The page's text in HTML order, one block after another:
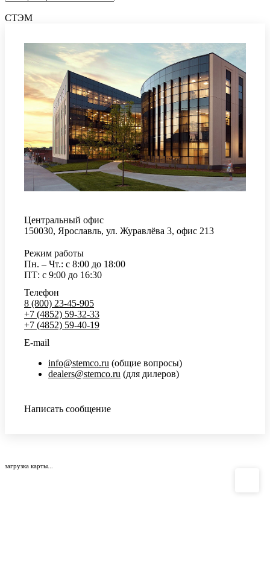
СТЭМ
загрузка карты...
Центральный офис
150030, Ярославль, ул. Журавлёва 3, офис 213
Режим работы
Пн. – Чт.: с 8:00 до 18:00
ПТ: с 9:00 до 16:30
Телефон
8 (800) 23-45-905
+7 (4852) 59-32-33
+7 (4852) 59-40-19
E-mail
info@stemco.ru (общие вопросы)
dealers@stemco.ru (для дилеров)
Написать сообщение